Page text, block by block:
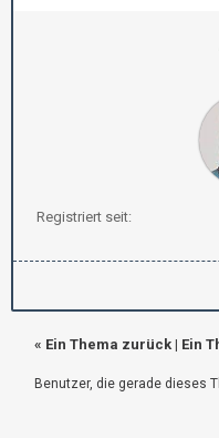
Registriert seit:
« Ein Thema zurück | Ein
Benutzer, die gerade dieses